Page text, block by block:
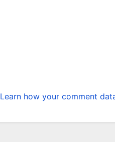
Learn how your comment